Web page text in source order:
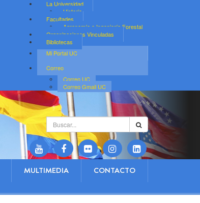
La Universidad
Historia
Facultades
Agronomía e Ingeniería Forestal
Organizaciones Vinculadas
Bibliotecas
Mi Portal UC
Correo
Correo UC
Correo Gmail UC
Buscar...
MULTIMEDIA CONTACTO